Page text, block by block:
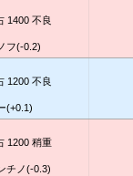
1400 不良
フ(-0.2)
1200 不良
(+0.1)
1200 稍重
チノ(-0.3)